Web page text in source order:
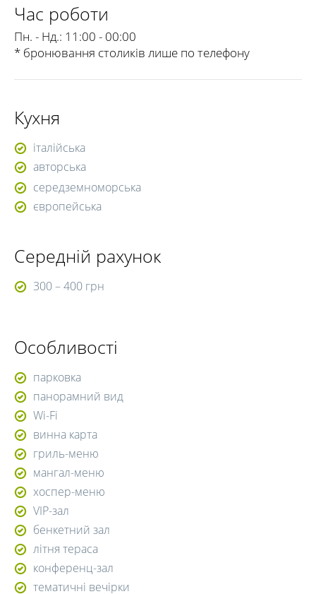
Час роботи
Пн. - Нд.: 11:00 - 00:00
* бронювання столиків лише по телефону
Кухня
італійська
авторська
середземноморська
європейська
Середній рахунок
300 – 400 грн
Особливості
парковка
панорамний вид
Wi-Fi
винна карта
гриль-меню
мангал-меню
хоспер-меню
VIP-зал
бенкетний зал
літня тераса
конференц-зал
тематичні вечірки